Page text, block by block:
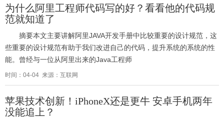
为什么阿里工程师代码写的好？看看他的代码规
范就知道了
摘要本文主要讲解阿里JAVA开发手册中比较重要的设计规范，这
些重要的设计规范有助于我们改进自己的代码，提升系统的系统的性
能。曾经与一位从阿里出来的Java工程师
时间：04-04 来源：互联网
苹果技术创新！iPhoneX还是更牛 安卓手机两年
没能追上？